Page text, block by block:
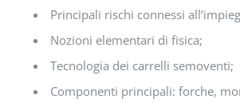
Principali rischi connessi
Nozioni elementari di fisica;
Tecnologia dei carrelli semoventi;
Componenti principali: forche,